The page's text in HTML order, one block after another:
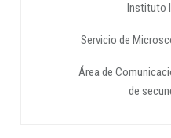
Instituto
Servicio de
Área de
de